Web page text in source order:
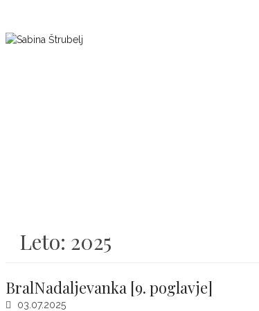
Leto: 2025
BralNadaljevanka [9. poglavje]
03.07.2025